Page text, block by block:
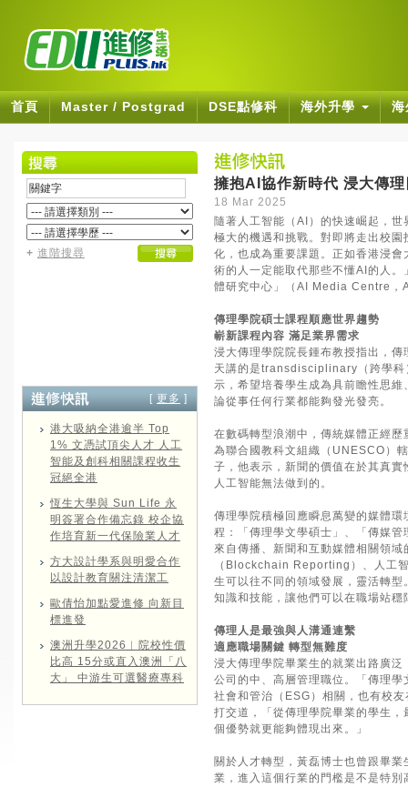
首頁 Master / Postgrad DSE點修科 海外升學
+ 進階搜尋
[ 更多 ]
港大吸納全港逾半 Top
1% 文憑試頂尖人才 人工
智能及創科相關課程收生
冠絕全港
恆生大學與 Sun Life 永
明簽署合作備忘錄 校企協
作培育新一代保險業人才
方大設計學系與明愛合作
以設計教育關注清潔工
歐倩怡加點愛進修 向新目
標進發
澳洲升學2026︱院校性價
比高 15分或直入澳洲「八
大」 中游生可選醫療專科
擁抱AI協作新時代 浸大傳
18 Mar 2025
隨著人工智能（AI）的快速崛起，
極大的機遇和挑戰。對即將走出校
化，也成為重要課題。正如香港浸
術的人一定能取代那些不懂AI的人
體研究中心」（AI Media Centre，
傳理學院碩士課程順應世界趨勢
嶄新課程內容 滿足業界需求
浸大傳理學院院長鍾布教授指出，
天講的是transdisciplinary（跨學科
示，希望培養學生成為具前瞻性思
論從事任何行業都能夠發光發亮。
在數碼轉型浪潮中，傳統媒體正經
為聯合國教科文組織（UNESCO）
子，他表示，新聞的價值在於其真
人工智能無法做到的。
傳理學院積極回應瞬息萬變的媒體
程：「傳理學文學碩士」、「傳媒
來自傳播、新聞和互動媒體相關領
（Blockchain Reporting）、人工
生可以往不同的領域發展，靈活轉
知識和技能，讓他們可以在職場站
傳理人是最強與人溝通連繫
適應職場關鍵 轉型無難度
浸大傳理學院畢業生的就業出路廣
公司的中、高層管理職位。「傳理
社會和管治（ESG）相關，也有校
打交道，「從傳理學院畢業的學生
個優勢就更能夠體現出來。」
關於人才轉型，黃磊博士也曾跟畢
業，進入這個行業的門檻是不是特